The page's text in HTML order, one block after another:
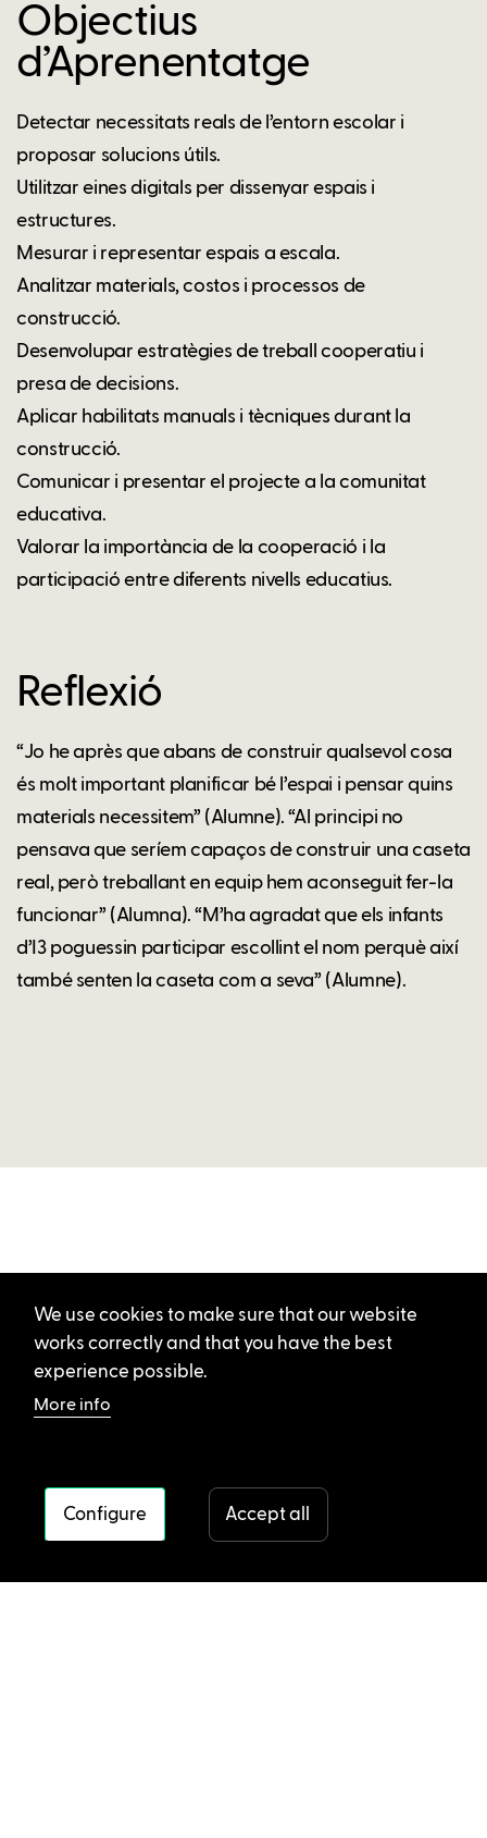
Objectius
d’Aprenentatge
Detectar necessitats reals de l’entorn escolar i
proposar solucions útils.
Utilitzar eines digitals per dissenyar espais i
estructures.
Mesurar i representar espais a escala.
Analitzar materials, costos i processos de
construcció.
Desenvolupar estratègies de treball cooperatiu i
presa de decisions.
Aplicar habilitats manuals i tècniques durant la
construcció.
Comunicar i presentar el projecte a la comunitat
educativa.
Valorar la importància de la cooperació i la
participació entre diferents nivells educatius.
Reflexió
“Jo he après que abans de construir qualsevol cosa
és molt important planificar bé l’espai i pensar quins
materials necessitem” (Alumne). “Al principi no
pensava que seríem capaços de construir una caseta
real, però treballant en equip hem aconseguit fer-la
funcionar” (Alumna). “M’ha agradat que els infants
d’I3 poguessin participar escollint el nom perquè així
també senten la caseta com a seva” (Alumne).
We use cookies to make sure that our website
works correctly and that you have the best
experience possible.
More info
Configure Accept all